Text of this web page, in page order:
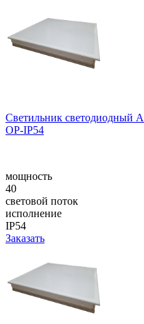
Светильник светодиодный
OP-IP54
мощность
40
световой поток
исполнение
IP54
Заказать